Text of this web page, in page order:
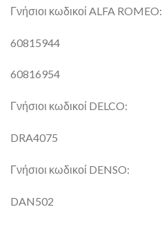
Γνήσιοι κωδικοί ALFA ROMEO:
60815944
60816954
Γνήσιοι κωδικοί DELCO:
DRA4075
Γνήσιοι κωδικοί DENSO:
DAN502